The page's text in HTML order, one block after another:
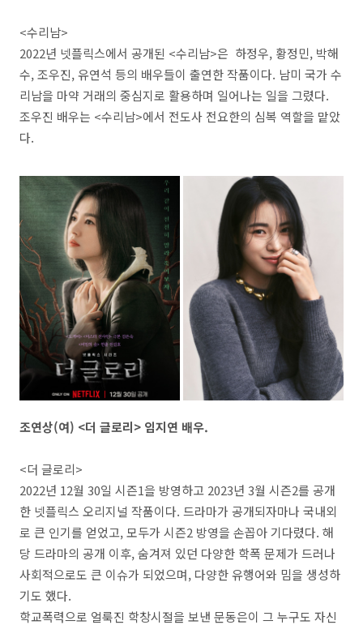
<수리남>
2022년 넷플릭스에서 공개된 <수리남>은 하정우, 황정민, 박해
수, 조우진, 유연석 등의 배우들이 출연한 작품이다. 남미 국가 수
리남을 마약 거래의 중심지로 활용하며 일어나는 일을 그렸다.
조우진 배우는 <수리남>에서 전도사 전요한의 심복 역할을 맡았
다.
조연상(여) <더 글로리> 임지연 배우.
<더 글로리>
2022년 12월 30일 시즌1을 방영하고 2023년 3월 시즌2를 공개
한 넷플릭스 오리지널 작품이다. 드라마가 공개되자마나 국내외
로 큰 인기를 얻었고, 모두가 시즌2 방영을 손꼽아 기다렸다. 해
당 드라마의 공개 이후, 숨겨져 있던 다양한 학폭 문제가 드러나
사회적으로도 큰 이슈가 되었으며, 다양한 유행어와 밈을 생성하
기도 했다.
학교폭력으로 얼룩진 학창시절을 보낸 문동은이 그 누구도 자신